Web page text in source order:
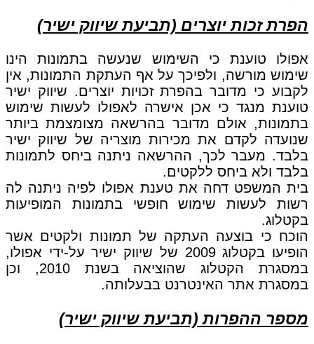
הפרת זכות יוצרים (תביעת שיווק ישיר)
אפולו טוענת כי השימוש שנעשה בתמונות הינו
שימוש מורשה, ולפיכך על אף העתקת התמונות, אין
לקבוע כי מדובר בהפרת זכויות יוצרים. שיווק ישיר
טוענת מנגד כי אכן אישרה לאפולו לעשות שימוש
בתמונות, אולם מדובר בהרשאה מצומצמת ביותר
שנועדה לקדם את מכירות מוצריה של שיווק ישיר
בלבד. מעבר לכך, ההרשאה ניתנה ביחס לתמונות
בלבד ולא ביחס ללקטים.
בית המשפט דחה את טענת אפולו לפיה ניתנה לה
רשות לעשות שימוש חופשי בתמונות המופיעות
בקטלוג.
הוכח כי בוצעה העתקה של תמונות ולקטים אשר
הופיעו בקטלוג 2009 של שיווק ישיר על-ידי אפולו,
במסגרת הקטלוג שהוציאה בשנת 2010, וכן
במסגרת אתר האינטרנט בבעלותה.
מספר ההפרות (תביעת שיווק ישיר)